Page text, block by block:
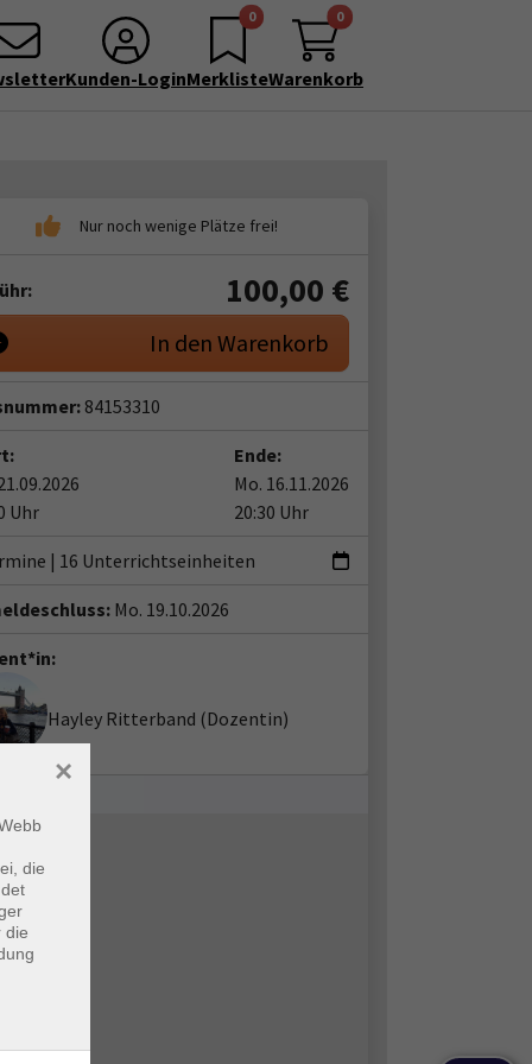
Kunden-Login
0
Merkliste
0
Warenkorb
100,00 €
In den Warenkorb
84153310
Uhr
Ende:
Mo. 16.11.2026
20:30 Uhr
| 16 Unterrichtseinheiten
Mo. 19.10.2026
Hayley Ritterband (Dozentin)
die
die
×